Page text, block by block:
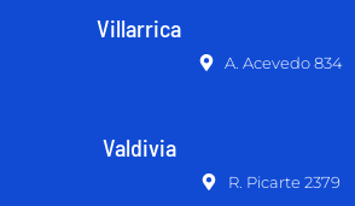
Villarrica
A. Acevedo 834
Valdivia
R. Picarte 2379